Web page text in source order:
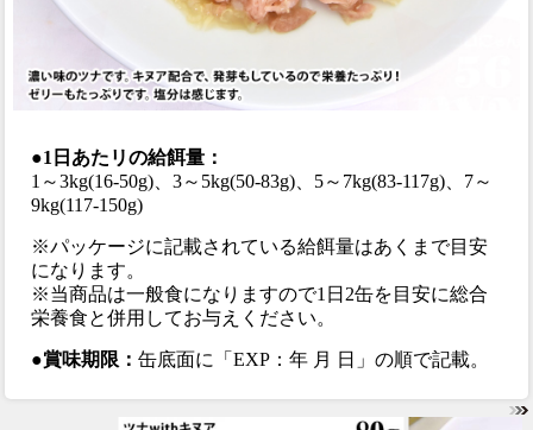
●1日あたリの給餌量：
1～3kg(16-50g)、3～5kg(50-83g)、5～7kg(83-117g)、7～
9kg(117-150g)
※パッケージに記載されている給餌量はあくまで目安
になります。
※当商品は一般食になりますので1日2缶を目安に総合
栄養食と併用してお与えください。
●賞味期限：缶底面に「EXP：年 月 日」の順で記載。